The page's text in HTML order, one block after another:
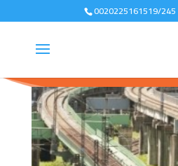
0020225161519/245